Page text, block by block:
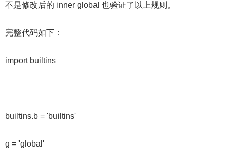
不是修改后的 inner global 也验证了以上规则。
完整代码如下：
import builtins
builtins.b = 'builtins'
g = 'global'